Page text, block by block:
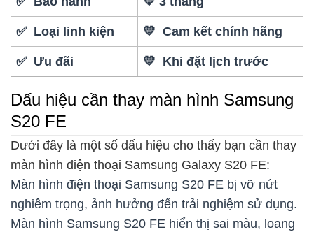
✅ Loại linh kiện 💛 Cam kết chính hãng
✅ Ưu đãi 💛 Khi đặt lịch trước
Dấu hiệu cần thay màn hình Samsung
S20 FE
Dưới đây là một số dấu hiệu cho thấy bạn cần thay
màn hình điện thoại Samsung Galaxy S20 FE:
Màn hình điện thoại Samsung S20 FE bị vỡ nứt
nghiêm trọng, ảnh hưởng đến trải nghiệm sử dụng.
Màn hình Samsung S20 FE hiển thị sai màu, loang